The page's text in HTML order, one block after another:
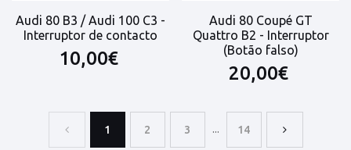
Audi 80 B3 / Audi 100 C3 -
Interruptor de contacto
10,00€
Audi 80 Coupé GT
Quattro B2 - Interruptor
(Botão falso)
20,00€
1 2 3 ... 14